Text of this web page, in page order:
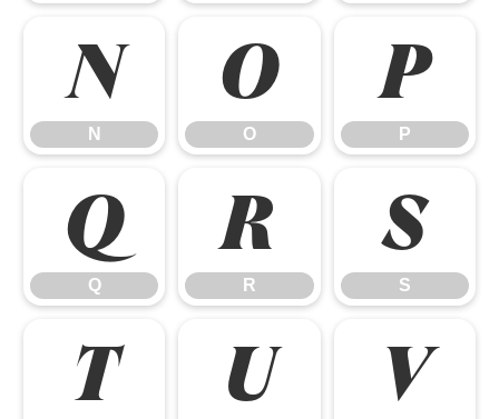
N
N
O
O
P
P
Q
Q
R
R
S
S
T U V